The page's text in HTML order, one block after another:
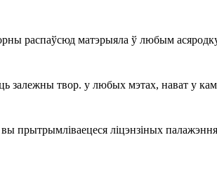
распаўсюд матэрыяла ў любым
залежны твор. у любых мэтах, нават у
прытрымліваецеся ліцэнзіных